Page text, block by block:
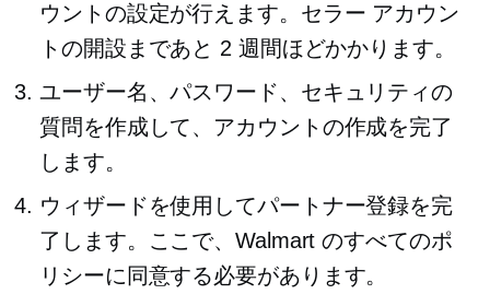
ウントの設定が行えます。セラー アカウン
トの開設まであと 2 週間ほどかかります。
ユーザー名、パスワード、セキュリティの
質問を作成して、アカウントの作成を完了
します。
ウィザードを使用してパートナー登録を完
了します。ここで、Walmart のすべてのポ
リシーに同意する必要があります。